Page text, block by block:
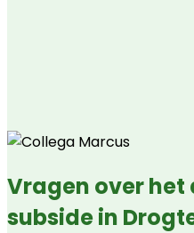
Vragen over
subside in